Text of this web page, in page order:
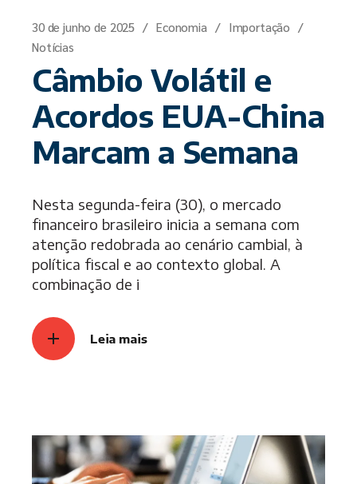
30 de junho de 2025 Economia
Importação
Notícias
Câmbio Volátil e
Acordos EUA-China
Marcam a Semana
Nesta segunda-feira (30), o mercado
financeiro brasileiro inicia a semana com
atenção redobrada ao cenário cambial, à
política fiscal e ao contexto global. A
combinação de i
Leia mais